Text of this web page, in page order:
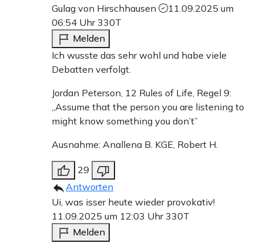
Gulag von Hirschhausen
11.09.2025 um
06:54 Uhr330T
Melden
Ich wusste das sehr wohl und habe viele
Debatten verfolgt.
Jordan Peterson, 12 Rules of Life, Regel 9:
„Assume that the person you are listening to
might know something you don’t”
Ausnahme: Anallena B. KGE, Robert H.
29
Antworten
Ui, was isser heute wieder provokativ!
11.09.2025 um 12:03 Uhr330T
Melden